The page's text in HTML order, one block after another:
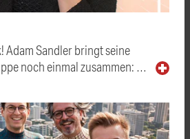
Sandler bringt seine
noch einmal zusammen: …